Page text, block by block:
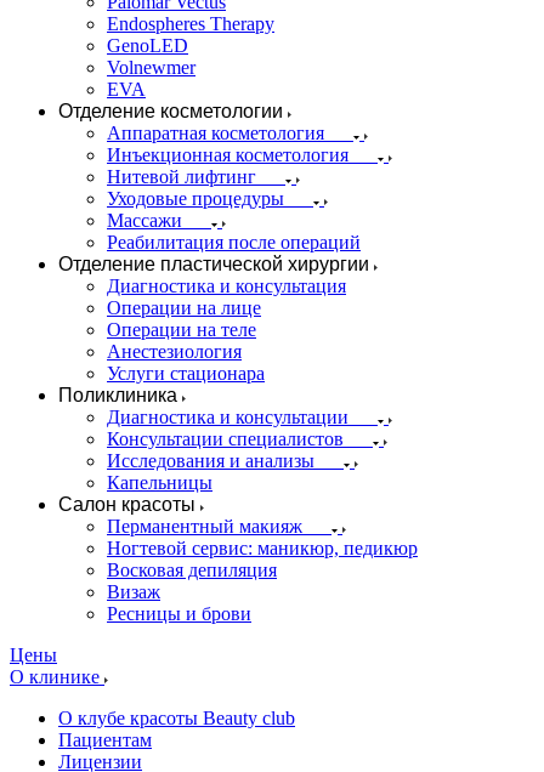
Endospheres Therapy
GenoLED
Volnewmer
EVA
Отделение косметологии
Аппаратная косметология
Инъекционная косметология
Нитевой лифтинг
Уходовые процедуры
Массажи
Реабилитация после операций
Отделение пластической хирургии
Диагностика и консультация
Операции на лице
Операции на теле
Анестезиология
Услуги стационара
Поликлиника
Диагностика и консультации
Консультации специалистов
Исследования и анализы
Капельницы
Салон красоты
Перманентный макияж
Ногтевой сервис: маникюр, педикюр
Восковая депиляция
Визаж
Ресницы и брови
Цены
О клинике
О клубе красоты Beauty club
Пациентам
Лицензии